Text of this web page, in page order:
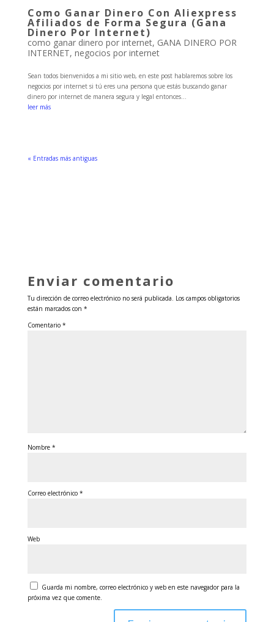
Como Ganar Dinero Con Aliexpress
Afiliados de Forma Segura (Gana
Dinero Por Internet)
como ganar dinero por internet, GANA DINERO POR
INTERNET, negocios por internet
Sean todos bienvenidos a mi sitio web, en este post hablaremos sobre los
negocios por internet si tú eres una persona que estás buscando ganar
dinero por internet de manera segura y legal entonces...
leer más
« Entradas más antiguas
Enviar comentario
Tu dirección de correo electrónico no será publicada. Los campos obligatorios
están marcados con *
Comentario *
Nombre *
Correo electrónico *
Web
Guarda mi nombre, correo electrónico y web en este navegador para la
próxima vez que comente.